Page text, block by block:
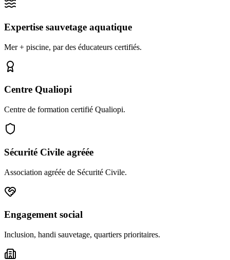
Expertise sauvetage aquatique
Mer + piscine, par des éducateurs certifiés.
Centre Qualiopi
Centre de formation certifié Qualiopi.
Sécurité Civile agréée
Association agréée de Sécurité Civile.
Engagement social
Inclusion, handi sauvetage, quartiers prioritaires.